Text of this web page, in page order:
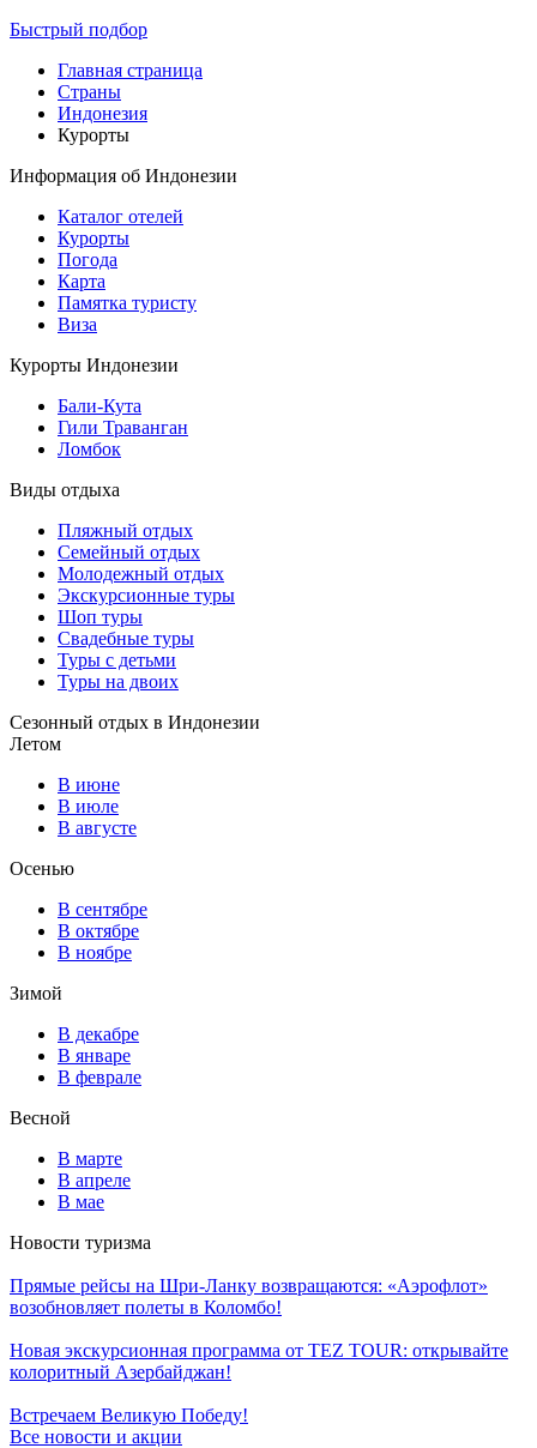
Быстрый подбор
Главная страница
Cтраны
Индонезия
Курорты
Информация об Индонезии
Каталог отелей
Курорты
Погода
Карта
Памятка туристу
Виза
Курорты Индонезии
Бали-Кута
Гили Траванган
Ломбок
Виды отдыха
Пляжный отдых
Семейный отдых
Молодежный отдых
Экскурсионные туры
Шоп туры
Свадебные туры
Туры с детьми
Туры на двоих
Сезонный отдых в Индонезии
Летом
В июне
В июле
В августе
Осенью
В сентябре
В октябре
В ноябре
Зимой
В декабре
В январе
В феврале
Весной
В марте
В апреле
В мае
Новости туризма
Прямые рейсы на Шри-Ланку возвращаются: «Аэрофлот»
возобновляет полеты в Коломбо!
Новая экскурсионная программа от TEZ TOUR: открывайте
колоритный Азербайджан!
Встречаем Великую Победу!
Все новости и акции